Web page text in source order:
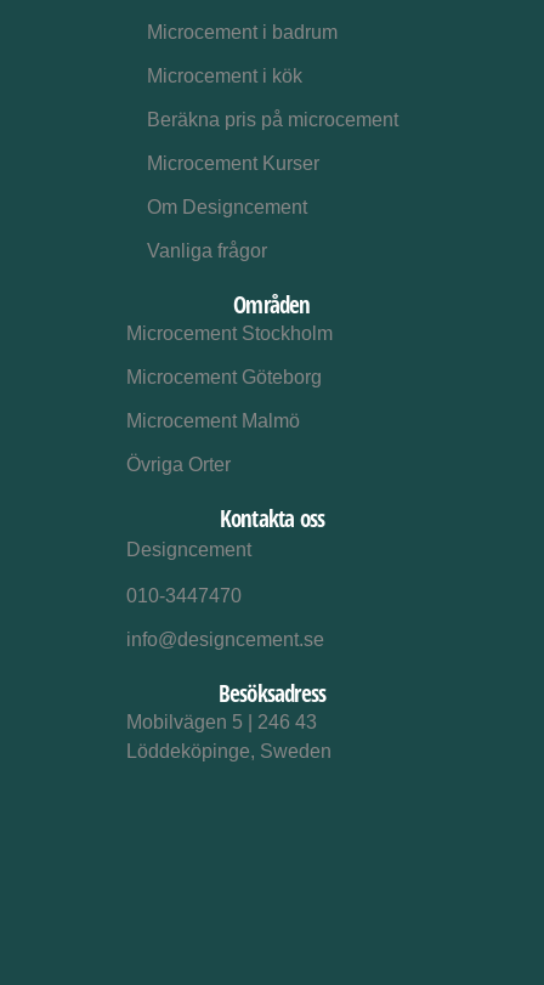
Microcement i badrum
Microcement i kök
Beräkna pris på microcement
Microcement Kurser
Om Designcement
Vanliga frågor
Områden
Microcement Stockholm
Microcement Göteborg
Microcement Malmö
Övriga Orter
Kontakta oss
Designcement
010-3447470
info@designcement.se
Besöksadress
Mobilvägen 5 | 246 43
Löddeköpinge, Sweden